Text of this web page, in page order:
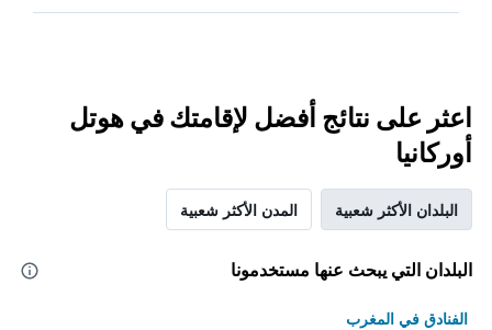
اعثر على نتائج أفضل لإقامتك في هوتل
أوركانيا
البلدان الأكثر شعبية المدن الأكثر شعبية
البلدان التي يبحث عنها مستخدمونا
الفنادق في المغرب